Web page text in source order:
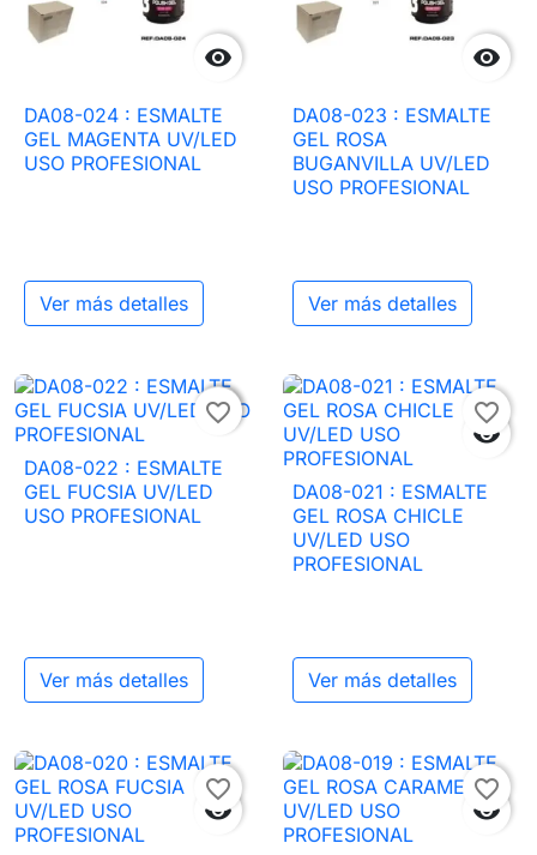

DA08-024 : ESMALTE
GEL MAGENTA UV/LED
USO PROFESIONAL
Ver más detalles

DA08-023 : ESMALTE
GEL ROSA
BUGANVILLA UV/LED
USO PROFESIONAL
Ver más detalles

favorite_border
DA08-022 : ESMALTE
GEL FUCSIA UV/LED
USO PROFESIONAL
Ver más detalles

favorite_border
DA08-021 : ESMALTE
GEL ROSA CHICLE
UV/LED USO
PROFESIONAL
Ver más detalles

favorite_border

favorite_border